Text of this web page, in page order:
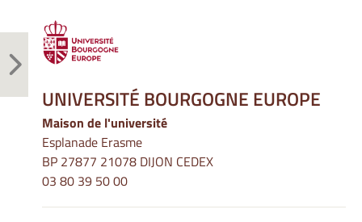
UNIVERSITÉ BOURGOGNE EUROPE
Maison de l'université
Esplanade Erasme
BP 27877 21078 DIJON CEDEX
03 80 39 50 00